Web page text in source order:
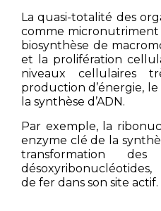
La quasi-totalité des
comme micronutriment
biosynthèse de
et la prolifération
niveaux cellulaires
production d’énergie,
la synthèse d’ADN.
Par exemple, la
enzyme clé de la
transformation
de fer dans son site actif.